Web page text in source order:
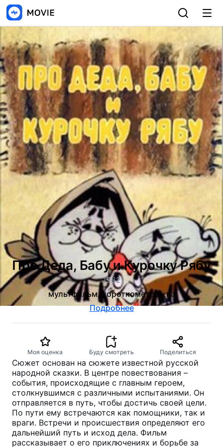
Про Деда, Бабу и Курочку Рябу
1982
мультфильм, короткометражка
Подробнее
Моя оценка Буду смотреть Поделиться
Сюжет основан на сюжете известной русской
народной сказки. В центре повествования –
события, происходящие с главным героем,
столкнувшимся с различными испытаниями. Он
отправляется в путь, чтобы достичь своей цели.
По пути ему встречаются как помощники, так и
враги. Встречи и происшествия определяют его
дальнейший путь и исход дела. Фильм
рассказывает о его приключениях и борьбе за